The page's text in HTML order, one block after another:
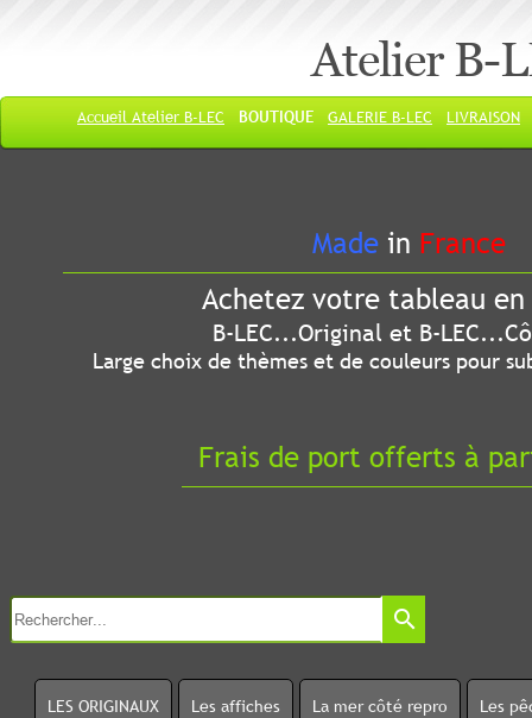
Atelier B-
Accueil Atelier B-LEC BOUTIQUE GALERIE B-LEC LIVRAISON
Made in France
Achetez votre tableau
B-LEC...Original et B-
Large choix de thèmes et de couleurs pour
Frais de port offerts à
search
LES ORIGINAUX Les affiches La mer côté repro Les